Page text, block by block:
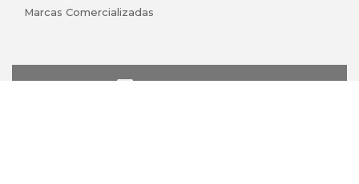
Marcas Comercializadas
lojaonline@colorfoto.pt